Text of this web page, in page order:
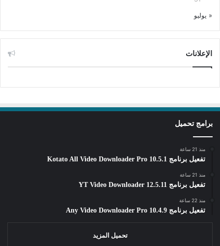
« يوليو
الإعلانات
برامج تحميل
منذ 21 ساعة
تفعيل برنامج Kotato All Video Downloader Pro 10.5.1
منذ 21 ساعة
تفعيل برنامج YT Video Downloader 12.5.11
منذ 22 ساعة
تفعيل برنامج Any Video Downloader Pro 10.4.9
تحميل المزيد